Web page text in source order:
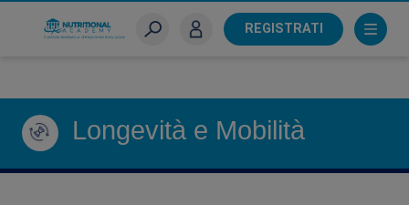
REGISTRATI
Longevità e Mobilità